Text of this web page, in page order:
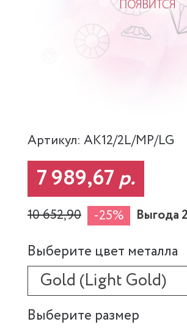
Артикул: AK12/2L/MP/LG
7 989,67р.
10 652,90 -25% Выгода
Выберите цвет металла
Gold (Light Gold)
Выберите размер